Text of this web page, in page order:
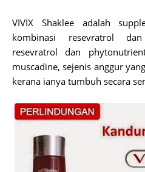
VIVIX Shaklee adalah
kombinasi resevratrol
resevratrol dan
muscadine, sejenis anggur
kerana ianya tumbuh secara